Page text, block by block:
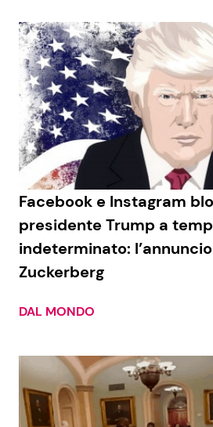
Info
Chi siamo
Disclaimer e Privacy
Redazione
Contattaci
Pubblicità
Privacy Policy
Facebook e Instagram
presidente Trump a
indeterminato:
Zuckerberg
DAL MONDO